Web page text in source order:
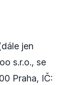
jen
s.r.o., se
Praha, IČ: